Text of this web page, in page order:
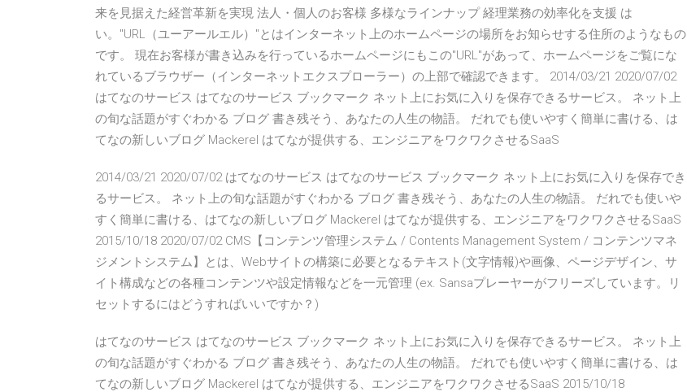
来を見据えた経営革新を実現 法人・個人のお客様 多様なラインナップ 経理業務の効率化を支援 は
い。"URL（ユーアールエル）"とはインターネット上のホームページの場所をお知らせする住所のようなもの
です。 現在お客様が書き込みを行っているホームページにもこの"URL"があって、ホームページをご覧にな
れているブラウザー（インターネットエクスプローラー）の上部で確認できます。 2014/03/21 2020/07/02
はてなのサービス はてなのサービス ブックマーク ネット上にお気に入りを保存できるサービス。 ネット上
の旬な話題がすぐわかる ブログ 書き残そう、あなたの人生の物語。 だれでも使いやすく簡単に書ける、は
てなの新しいブログ Mackerel はてなが提供する、エンジニアをワクワクさせるSaaS
2014/03/21 2020/07/02 はてなのサービス はてなのサービス ブックマーク ネット上にお気に入りを保存でき
るサービス。 ネット上の旬な話題がすぐわかる ブログ 書き残そう、あなたの人生の物語。 だれでも使いや
すく簡単に書ける、はてなの新しいブログ Mackerel はてなが提供する、エンジニアをワクワクさせるSaaS
2015/10/18 2020/07/02 CMS【コンテンツ管理システム / Contents Management System / コンテンツマネ
ジメントシステム】とは、Webサイトの構築に必要となるテキスト(文字情報)や画像、ページデザイン、サ
イト構成などの各種コンテンツや設定情報などを一元管理 (ex. Sansaプレーヤーがフリーズしています。リ
セットするにはどうすればいいですか？)
はてなのサービス はてなのサービス ブックマーク ネット上にお気に入りを保存できるサービス。 ネット上
の旬な話題がすぐわかる ブログ 書き残そう、あなたの人生の物語。 だれでも使いやすく簡単に書ける、は
てなの新しいブログ Mackerel はてなが提供する、エンジニアをワクワクさせるSaaS 2015/10/18